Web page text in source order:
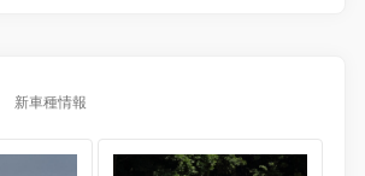
新車種情報